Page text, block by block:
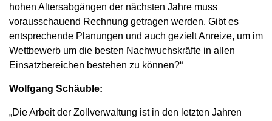
hohen Altersabgängen der nächsten Jahre muss
vorausschauend Rechnung getragen werden. Gibt es
entsprechende Planungen und auch gezielt Anreize, um im
Wettbewerb um die besten Nachwuchskräfte in allen
Einsatzbereichen bestehen zu können?“
Wolfgang Schäuble:
„Die Arbeit der Zollverwaltung ist in den letzten Jahren